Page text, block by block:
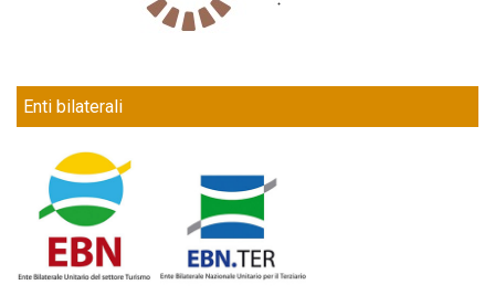
Enti bilaterali